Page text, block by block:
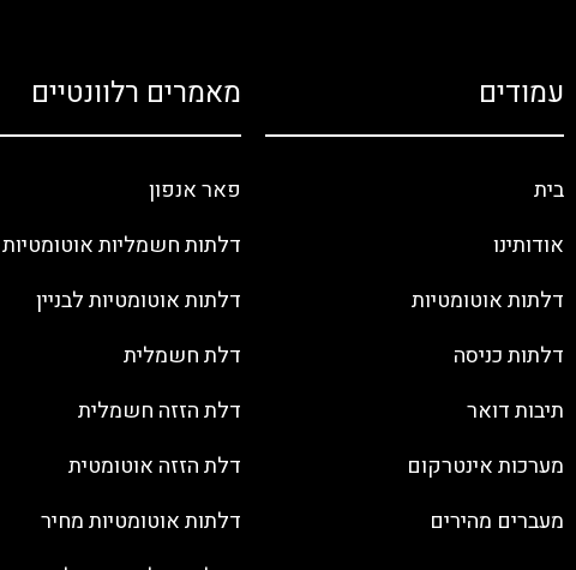
עמודים
בית
אודותינו
דלתות אוטומטיות
דלתות כניסה
תיבות דואר
מערכות אינטרקום
מעברים מהירים
מאמרים רלוונטיים
פאר אנפון
דלתות חשמליות אוטומטיות
דלתות אוטומטיות לבניין
דלת חשמלית
דלת הזזה חשמלית
דלת הזזה אוטומטית
דלתות אוטומטיות מחיר